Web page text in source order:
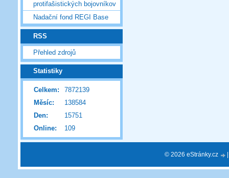
protifašistických bojovníkov
Nadační fond REGI Base
RSS
Přehled zdrojů
Statistiky
Online: 109
Celkem:
7872139
Měsíc:
138584
Den:
15751
© 2026 eStránky.cz